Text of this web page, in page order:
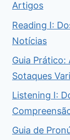
Artigos
Reading I:
Notícias
Guia
Sotaques
Listening I:
Guia de